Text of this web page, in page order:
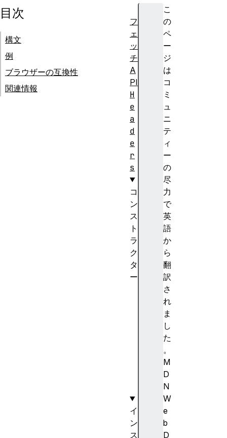
こ
の
ペ
ー
ジ
は
コ
ミ
ュ
ニ
テ
ィ
ー
の
尽
力
で
英
語
か
ら
翻
訳
さ
れ
ま
し
た
。
M
D
N
W
e
b
D
目次
構文
例
ブラウザーの互換性
関連情報
フ
ェ
ッ
チ
A
PI
H
e
a
d
e
r
s
コ
ン
ス
ト
ラ
ク
タ
ー
イ
ン
ス